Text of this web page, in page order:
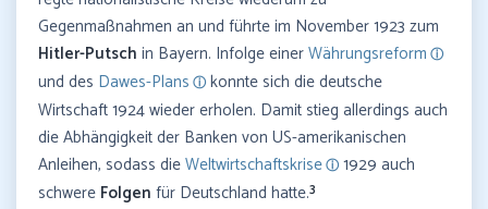
Gegenmaßnahmen an und führte im November 1923 zum
Hitler-Putsch in Bayern. Infolge einerWährungsreform
und des Dawes-Plans
konnte sich die deutsche
Wirtschaft 1924 wieder erholen. Damit stieg allerdings auch
die Abhängigkeit der Banken von US-amerikanischen
Anleihen, sodass dieWeltwirtschaftskrise
1929 auch
schwere Folgen für Deutschland hatte.3